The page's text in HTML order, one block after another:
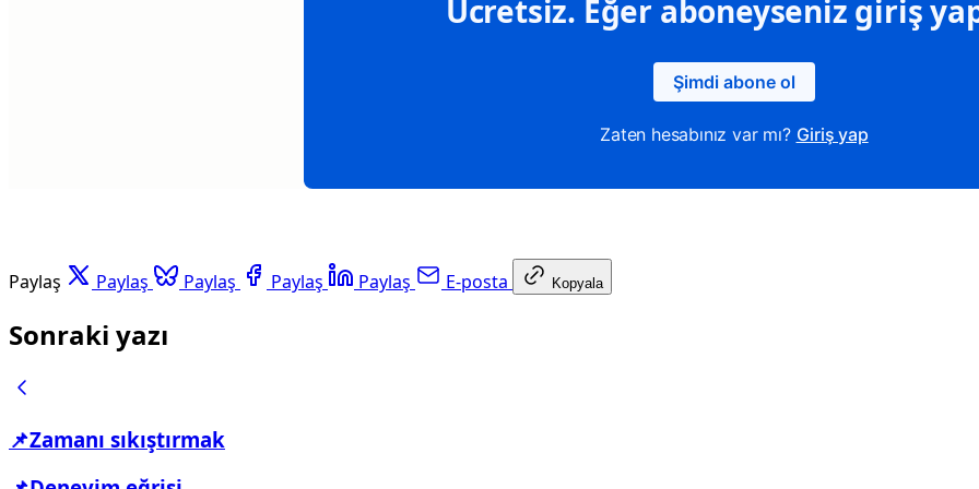
Ücretsiz. Eğer aboneyseniz giriş
Şimdi abone ol
Zaten hesabınız var mı? Giriş yap
Paylaş Paylaş Paylaş Paylaş Paylaş E-posta Kopyala
Sonraki yazı
📌Zamanı sıkıştırmak